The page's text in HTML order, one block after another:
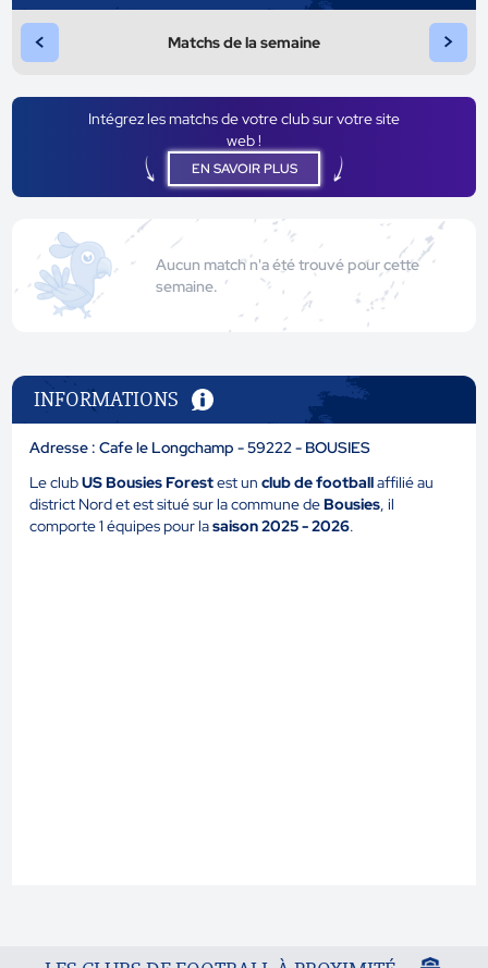
< Matchs de la semaine >
Intégrez les matchs de votre club sur votre site
web !
EN SAVOIR PLUS
Aucun match n'a été trouvé pour cette
semaine.
INFORMATIONS
Adresse : Cafe le Longchamp - 59222 - BOUSIES
Le clubUS Bousies Forestest unclub de footballaffilié au
district Nord et est situé sur la commune deBousies, il
comporte 1 équipes pour lasaison 2025 - 2026.